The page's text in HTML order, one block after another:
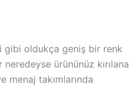
gibi oldukça geniş bir renk
ürününüz kırılana
takımlarında